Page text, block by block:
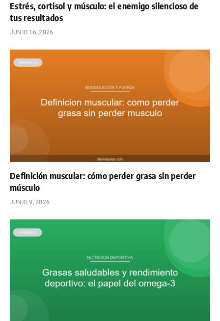
Estrés, cortisol y músculo: el enemigo silencioso de
tus resultados
JUNIO 16, 2026
Definición muscular: cómo perder grasa sin perder
músculo
JUNIO 9, 2026